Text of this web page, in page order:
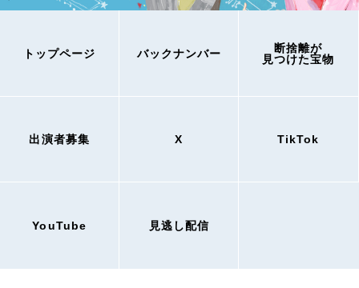
トップページ バックナンバー
断捨離が
見つけた宝物
出演者募集 X TikTok
YouTube 見逃し配信